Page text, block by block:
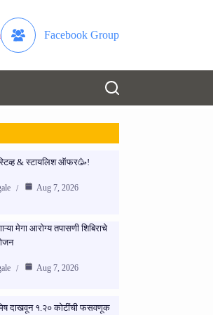
Facebook Group
& स्टायलिश ऑफर🥳!
Aug 7, 2026
मेगा आरोग्य तपासणी शिबिराचे
Aug 7, 2026
दाखवून १.२० कोटींची फसवणूक